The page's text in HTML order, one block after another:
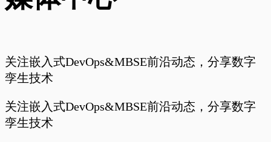
关注嵌入式DevOps&MBSE前沿动态，分享数字
孪生技术
关注嵌入式DevOps&MBSE前沿动态，分享数字
孪生技术